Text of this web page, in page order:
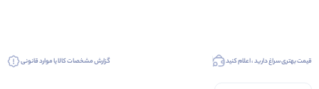
قیمت بهتری سراغ دارید ، اعلام کنید گزارش مشخصات کالا یا موارد قانونی